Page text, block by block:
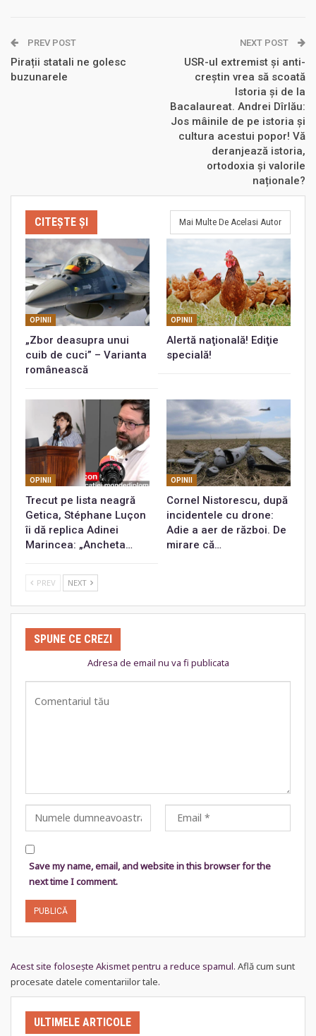
PREV POST
Pirații statali ne golesc
buzunarele
NEXT POST
USR-ul extremist și anti-
creștin vrea să scoată
Istoria și de la
Bacalaureat. Andrei Dîrlău:
Jos mâinile de pe istoria și
cultura acestui popor! Vă
deranjează istoria,
ortodoxia și valorile
naționale?
CITEȘTE ȘI Mai Multe De Acelasi Autor
OPINII
„Zbor deasupra unui
cuib de cuci” – Varianta
românească
OPINII
Alertă naţională! Ediţie
specială!
OPINII
Trecut pe lista neagră
Getica, Stéphane Luçon
îi dă replica Adinei
Marincea: „Ancheta…
OPINII
Cornel Nistorescu, după
incidentele cu drone:
Adie a aer de război. De
mirare că…
PREV NEXT
SPUNE CE CREZI
Adresa de email nu va fi publicata
Save my name, email, and website in this browser for the
next time I comment.
Acest site folosește Akismet pentru a reduce spamul. Află cum sunt
procesate datele comentariilor tale.
ULTIMELE ARTICOLE